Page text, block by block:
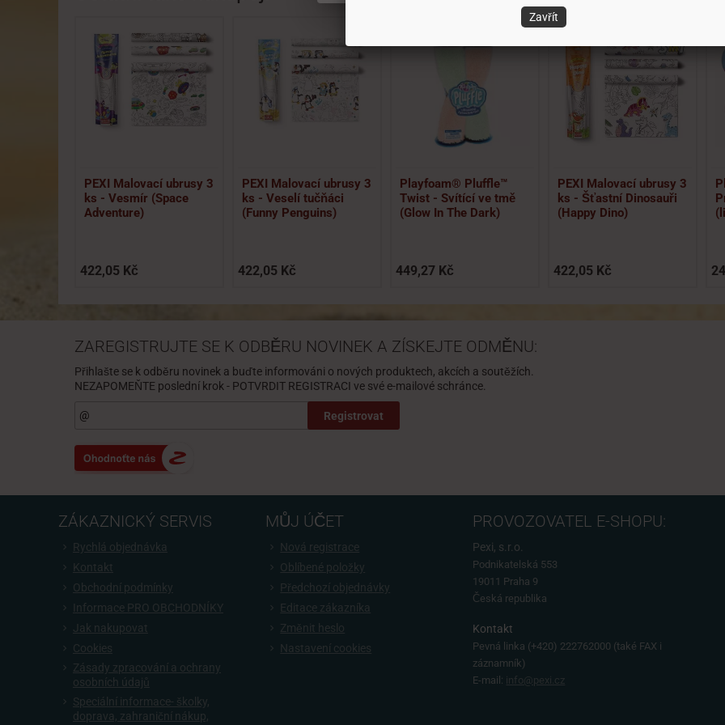
PEXI Malovací ubrusy 3
ks - Vesmír (Space
Adventure)
422,05 Kč
PEXI Malovací ubrusy 3
ks - Veselí tučňáci
(Funny Penguins)
422,05 Kč
Playfoam® Pluffle™
Twist - Svítící ve tmě
(Glow In The Dark)
449,27 Kč
PEXI Malovací ubrusy 3
ks - Šťastní Dinosauři
(Happy Dino)
422,05 Kč
ZAREGISTRUJTE SE K ODBĚRU NOVINEK A ZÍSKEJTE ODMĚNU:
Přihlašte se k odběru novinek a buďte informováni o nových produktech, akcích a soutěžích.
NEZAPOMEŇTE poslední krok - POTVRDIT REGISTRACI ve své e-mailové schránce.
Registrovat
ZÁKAZNICKÝ SERVIS
Rychlá objednávka
Kontakt
Obchodní podmínky
Informace PRO OBCHODNÍKY
Jak nakupovat
Cookies
Zásady zpracování a ochrany
osobních údajů
Speciální informace- školky,
doprava, zahraniční nákup,
MŮJ ÚČET
Nová registrace
Oblíbené položky
Předchozí objednávky
Editace zákazníka
Změnit heslo
Nastavení cookies
PROVOZOVATEL E-SHOPU:
Pexi, s.r.o.
Podnikatelská 553
19011 Praha 9
Česká republika
Kontakt
Pevná linka (+420) 222762000 (také FAX i
záznamník)
E-mail: info@pexi.cz
Zavřít